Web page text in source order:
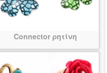
Connector ρητίνη